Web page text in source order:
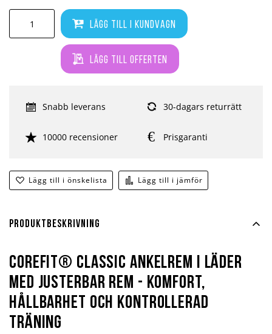
Lägg till i kundvagn
Lägg till offerten
Lägg till i önskelista Lägg till i jämför
Snabb leverans 30-dagars returrätt
10000 recensioner Prisgaranti
Produktbeskrivning
Corefit® Classic ankelrem i läder
med justerbar rem - komfort,
hållbarhet och kontrollerad
träning